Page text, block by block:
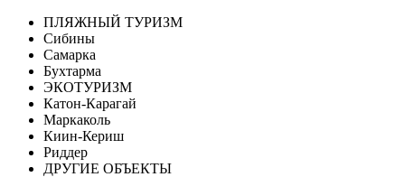
ПЛЯЖНЫЙ ТУРИЗМ
Сибины
Самарка
Бухтарма
ЭКОТУРИЗМ
Катон-Карагай
Маркаколь
Киин-Кериш
Риддер
ДРУГИЕ ОБЪЕКТЫ